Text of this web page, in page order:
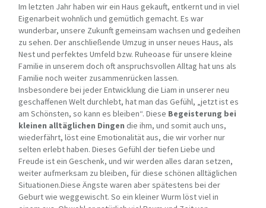
Im letzten Jahr haben wir ein Haus gekauft, entkernt und in viel
Eigenarbeit wohnlich und gemütlich gemacht. Es war
wunderbar, unsere Zukunft gemeinsam wachsen und gedeihen
zu sehen. Der anschließende Umzug in unser neues Haus, als
Nest und perfektes Umfeld bzw. Ruheoase für unsere kleine
Familie in unserem doch oft anspruchsvollen Alltag hat uns als
Familie noch weiter zusammenrücken lassen.
Insbesondere bei jeder Entwicklung die Liam in unserer neu
geschaffenen Welt durchlebt, hat man das Gefühl, „jetzt ist es
am Schönsten, so kann es bleiben“. Diese Begeisterung bei
kleinen alltäglichen Dingen die ihm, und somit auch uns,
wiederfährt, löst eine Emotionalität aus, die wir vorher nur
selten erlebt haben. Dieses Gefühl der tiefen Liebe und
Freude ist ein Geschenk, und wir werden alles daran setzen,
weiter aufmerksam zu bleiben, für diese schönen alltäglichen
Situationen.Diese Ängste waren aber spätestens bei der
Geburt wie weggewischt. So ein kleiner Wurm löst viel in